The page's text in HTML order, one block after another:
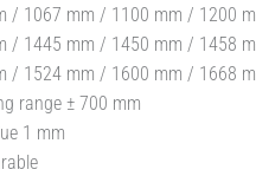
/ 1067 mm / 1100 mm / 1200
/ 1445 mm / 1450 mm / 1458
/ 1524 mm / 1600 mm / 1668
range ± 700 mm
1 mm